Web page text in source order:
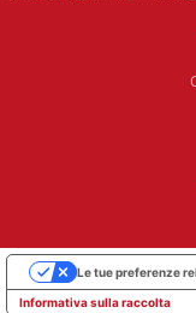
Informativa sulla raccolta
Le tue preferenze